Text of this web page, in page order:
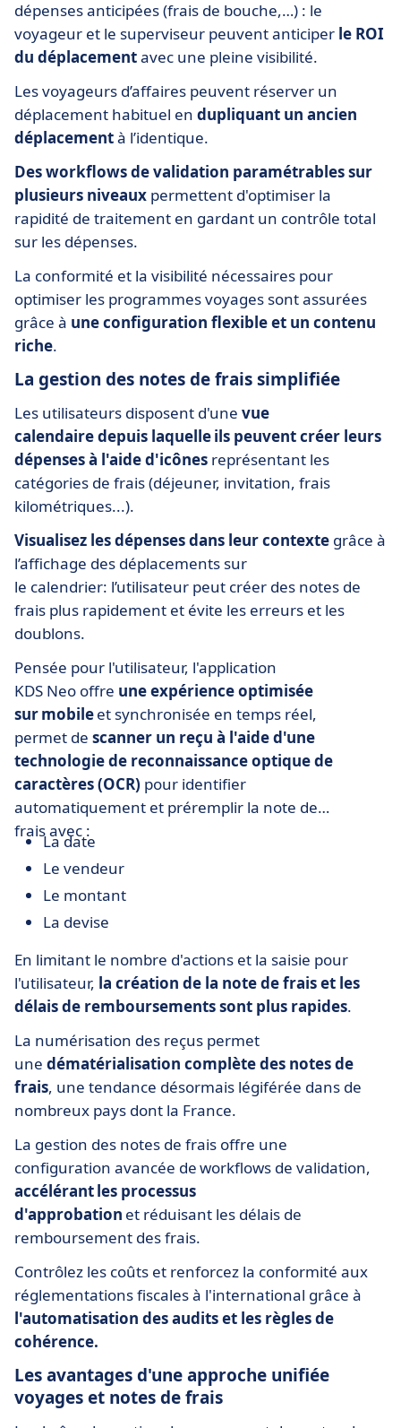
dépenses anticipées (frais de bouche,…) : le
voyageur et le superviseur peuvent anticiper le ROI
du déplacementavec une pleine visibilité.
Les voyageurs d’affaires peuvent réserver un
déplacement habituel en dupliquant un ancien
déplacementà l’identique.
Des workflows de validation paramétrables sur
plusieurs niveaux permettent d'optimiser la
rapidité de traitement en gardant un contrôle total
sur les dépenses.
La conformité et la visibilité nécessaires pour
optimiser les programmes voyages sont assurées
grâce à une configuration flexible et un contenu
riche.
La gestion des notes de frais simplifiée
Les utilisateurs disposent d'une vue
calendaire depuis laquelle ils peuvent créer leurs
dépenses à l'aide d'icônes représentant les
catégories de frais (déjeuner, invitation, frais
kilométriques...).
Visualisez les dépenses dans leur contexte grâce à
l’affichage des déplacements sur
le calendrier: l’utilisateur peut créer des notes de
frais plus rapidement et évite les erreurs et les
doublons.
Pensée pour l'utilisateur, l'application
KDS Neo offre une expérience optimisée
sur mobileet synchronisée en temps réel,
permet de scanner un reçu à l'aide d'une
technologie de reconnaissance optique de
caractères (OCR) pour identifier
automatiquement et préremplir la note de
frais avec :
La date
Le vendeur
Le montant
La devise
En limitant le nombre d'actions et la saisie pour
l'utilisateur, la création de la note de frais et les
délais de remboursements sont plus rapides.
La numérisation des reçus permet
une dématérialisation complète des notes de
frais, une tendance désormais légiférée dans de
nombreux pays dont la France.
La gestion des notes de frais offre une
configuration avancée de workflows de validation,
accélérant les processus
d'approbation et réduisant les délais de
remboursement des frais.
Contrôlez les coûts et renforcez la conformité aux
réglementations fiscales à l'international grâce à
l'automatisation des audits et les règles de
cohérence.
Les avantages d'une approche unifiée
voyages et notes de frais